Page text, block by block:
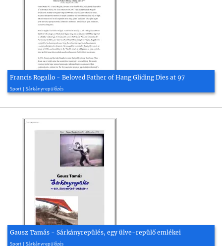
Francis Rogallo - Beloved Father of Hang Gliding Dies at 97
Sport | Sárkányrepülőzés
2009, 4 oldal
Gausz Tamás - Sárkányrepülés, egy ülve-repülő emlékei
Sport | Sárkányrepülőzés
2023, 42 oldal